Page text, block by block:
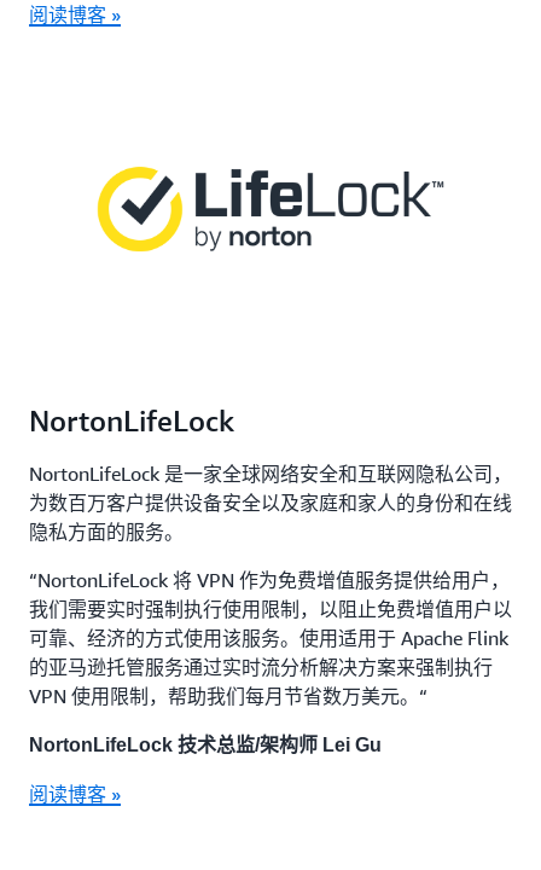
阅读博客 »
NortonLifeLock
NortonLifeLock 是一家全球网络安全和互联网隐私公司，
为数百万客户提供设备安全以及家庭和家人的身份和在线
隐私方面的服务。
“NortonLifeLock 将 VPN 作为免费增值服务提供给用户，
我们需要实时强制执行使用限制，以阻止免费增值用户以
可靠、经济的方式使用该服务。使用适用于 Apache Flink
的亚马逊托管服务通过实时流分析解决方案来强制执行
VPN 使用限制，帮助我们每月节省数万美元。“
NortonLifeLock 技术总监/架构师 Lei Gu
阅读博客 »